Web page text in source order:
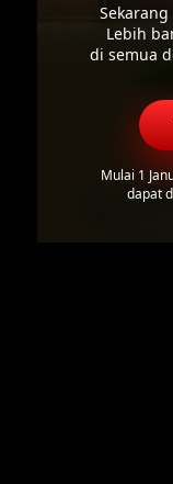
Lebih
di semua
Mulai 1
dapat